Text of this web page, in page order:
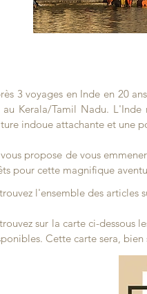
3 voyages en Inde en 20
Kerala/Tamil Nadu. L'Inde
indoue attachante et une
propose de vous
pour cette magnifique
l'ensemble des articles
sur la carte ci-dessous
Cette carte sera,